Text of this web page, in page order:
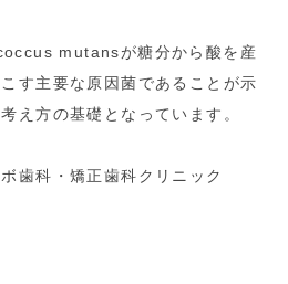
mutansが糖分から酸を産
す主要な原因菌であることが示
え方の基礎となっています。
歯科・矯正歯科クリニック